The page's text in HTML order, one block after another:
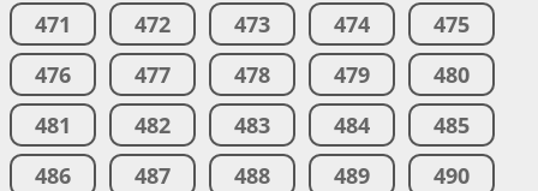
471
472 473 474
475
476
477 478 479
480
481
482 483 484
485
486
487 488 489
490